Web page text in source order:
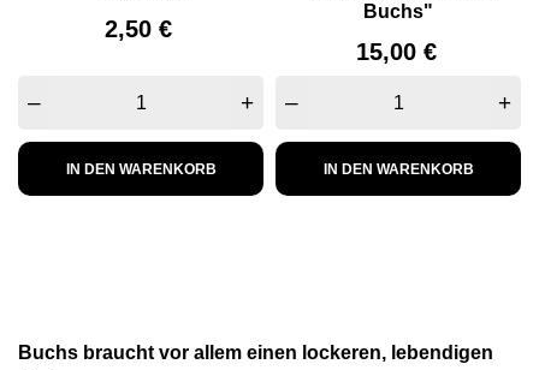
Preis
2,50 €
– +
IN DEN WARENKORB
Buchs"
Preis
15,00 €
– +
IN DEN WARENKORB
Buchs braucht vor allem einen lockeren, lebendigen